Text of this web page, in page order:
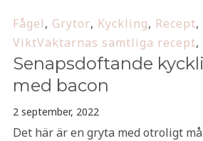
Fågel, Grytor, Kyckling, Recept,
ViktVäktarnas samtliga recept,
Senapsdoftande
med bacon
2 september, 2022
Det här är en gryta med otroligt